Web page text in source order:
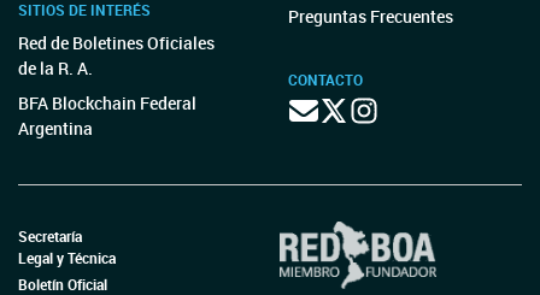
SITIOS DE INTERÉS
Red de Boletines Oficiales
de la R. A.
BFA Blockchain Federal
Argentina
Preguntas Frecuentes
CONTACTO
Secretaría
Legal y Técnica
Boletín Oficial